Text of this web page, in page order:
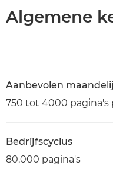
Algemene
Aanbevolen
750 tot 4000 pagina's
Bedrijfscyclus
80.000 pagina's